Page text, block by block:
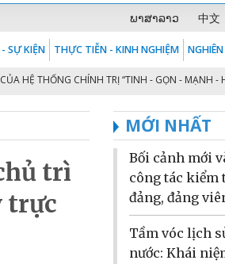
ພາສາລາວ 中文
SỰ KIỆN THỰC TIỄN - KINH NGHIỆM
CHÍNH TRỊ “TINH - GỌN - MẠNH - HIỆU
trì
trực
MỚI NHẤT
Bối cảnh mới
công tác kiểm
đảng, đảng
Tầm vóc lịch
nước: Khái